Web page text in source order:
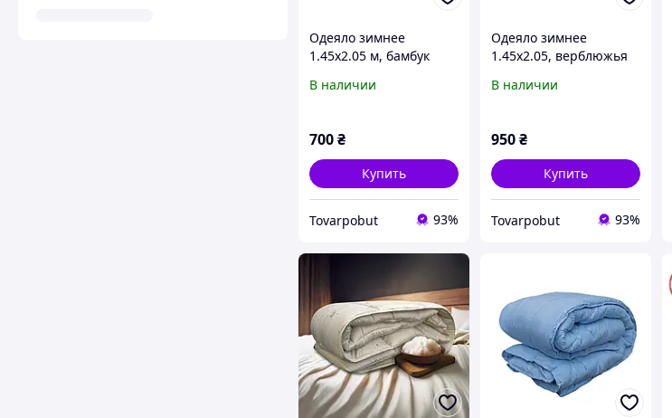
Одеяло зимнее
1.45x2.05 м, бамбук
В наличии
700₴
Купить
Tovarpobut 93%
Одеяло зимнее
1.45х2.05, верблюжья
В наличии
950₴
Купить
Tovarpobut 93%